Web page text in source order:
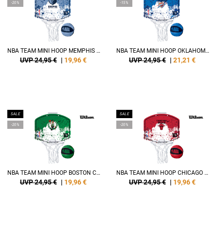
-20%
NBA TEAM MINI HOOP MEMPHIS GRIZZLIES
UVP 24,95 € | 19,96€
-15%
NBA TEAM MINI HOOP OKLAHOMA CITY THUNDER
UVP 24,95 € | 21,21 €
SALE
-20%
NBA TEAM MINI HOOP BOSTON CELTICS
UVP 24,95 € | 19,96€
SALE
-20%
NBA TEAM MINI HOOP CHICAGO BULLS
UVP 24,95 € | 19,96€